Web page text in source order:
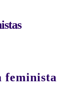
feminista